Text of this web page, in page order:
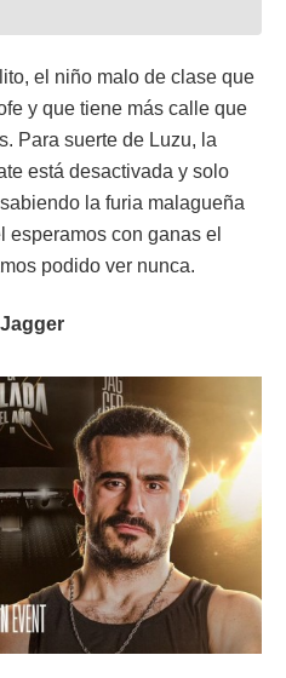
el niño malo de clase que
y que tiene más calle que
Para suerte de Luzu, la
está desactivada y solo
la furia malagueña
esperamos con ganas el
podido ver nunca.